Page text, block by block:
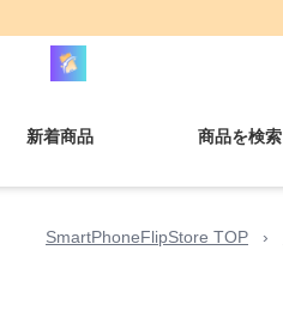
新着商品 商品を検索
SmartPhoneFlipStore TOP ›